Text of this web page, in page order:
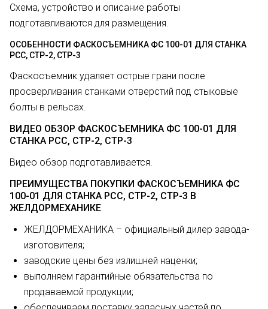
Схема, устройство и описание работы
подготавливаются для размещения.
ОСОБЕННОСТИ ФАСКОСЪЕМНИКА ФС 100-01 ДЛЯ СТАНКА
РСС, СТР-2, СТР-3
Фаскосъемник удаляет острые грани после
просверливания станками отверстий под стыковые
болты в рельсах.
ВИДЕО ОБЗОР ФАСКОСЪЕМНИКА ФС 100-01 ДЛЯ
СТАНКА РСС, СТР-2, СТР-3
Видео обзор подготавливается.
ПРЕИМУЩЕСТВА ПОКУПКИ ФАСКОСЪЕМНИКА ФС
100-01 ДЛЯ СТАНКА РСС, СТР-2, СТР-3 В
ЖЕЛДОРМЕХАНИКЕ
ЖЕЛДОРМЕХАНИКА – официальный дилер завода-
изготовителя;
заводские цены без излишней наценки;
выполняем гарантийные обязательства по
продаваемой продукции;